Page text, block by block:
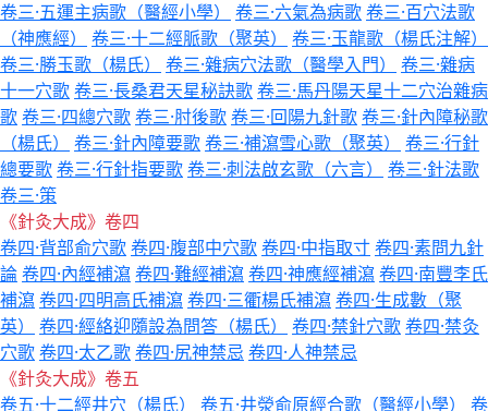
卷三·五運主病歌（醫經小學）
卷三·六氣為病歌卷三·百穴法歌
（神應經）
卷三·十二經脈歌（聚英）
卷三·玉龍歌（楊氏注解）
卷三·勝玉歌（楊氏）
卷三·雜病穴法歌（醫學入門）
卷三·雜病
十一穴歌卷三·長桑君天星秘訣歌卷三·馬丹陽天星十二穴治雜病
歌卷三·四總穴歌卷三·肘後歌卷三·回陽九針歌卷三·針內障秘歌
（楊氏）
卷三·針內障要歌卷三·補瀉雪心歌（聚英）
卷三·行針
總要歌卷三·行針指要歌卷三·刺法啟玄歌（六言）
卷三·針法歌
卷三·策
《針灸大成》卷四
卷四·背部俞穴歌卷四·腹部中穴歌卷四·中指取寸卷四·素問九針
論卷四·內經補瀉 卷四·難經補瀉 卷四·神應經補瀉 卷四·南豐李氏
補瀉 卷四·四明高氏補瀉 卷四·三衢楊氏補瀉 卷四·生成數（聚
英）
卷四·經絡迎隨設為問答（楊氏） 卷四·禁針穴歌卷四·禁灸
穴歌卷四·太乙歌卷四·尻神禁忌 卷四·人神禁忌
《針灸大成》卷五
卷五·十二經井穴（楊氏）
卷五·井滎俞原經合歌（醫經小學） 卷